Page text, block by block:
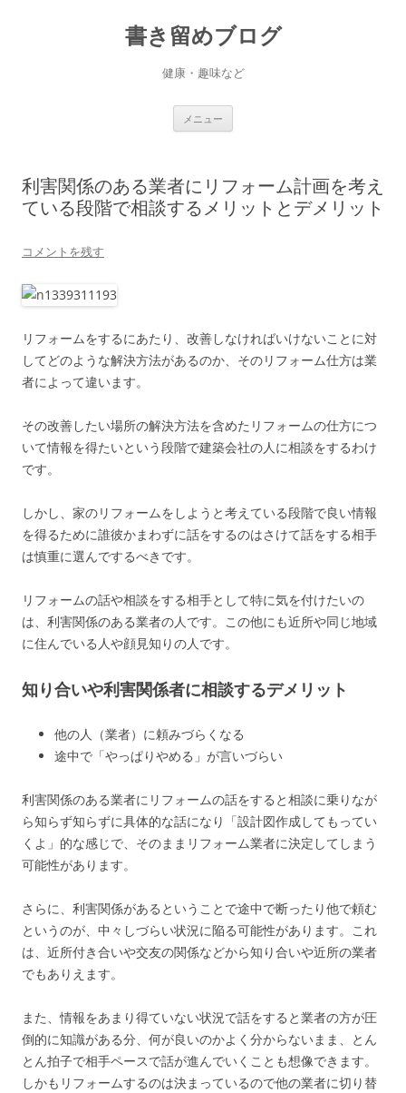
書き留めブログ
健康・趣味など
メニュー
ス
キ
ッ
利害関係のある業者にリフォーム計画を考え
ている段階で相談するメリットとデメリット
コメントを残す
リフォームをするにあたり、改善しなければいけないことに対
してどのような解決方法があるのか、そのリフォーム仕方は業
者によって違います。
その改善したい場所の解決方法を含めたリフォームの仕方につ
いて情報を得たいという段階で建築会社の人に相談をするわけ
です。
しかし、家のリフォームをしようと考えている段階で良い情報
を得るために誰彼かまわずに話をするのはさけて話をする相手
は慎重に選んでするべきです。
リフォームの話や相談をする相手として特に気を付けたいの
は、利害関係のある業者の人です。この他にも近所や同じ地域
に住んでいる人や顔見知りの人です。
知り合いや利害関係者に相談するデメリット
他の人（業者）に頼みづらくなる
途中で「やっぱりやめる」が言いづらい
利害関係のある業者にリフォームの話をすると相談に乗りなが
ら知らず知らずに具体的な話になり「設計図作成してもってい
くよ」的な感じで、そのままリフォーム業者に決定してしまう
可能性があります。
さらに、利害関係があるということで途中で断ったり他で頼む
というのが、中々しづらい状況に陥る可能性があります。これ
は、近所付き合いや交友の関係などから知り合いや近所の業者
でもありえます。
また、情報をあまり得ていない状況で話をすると業者の方が圧
倒的に知識がある分、何が良いのかよく分からないまま、とん
とん拍子で相手ペースで話が進んでいくことも想像できます。
しかもリフォームするのは決まっているので他の業者に切り替